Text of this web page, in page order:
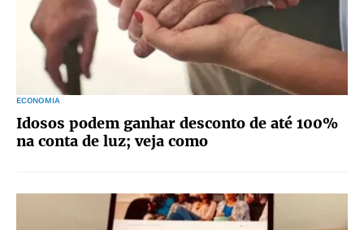
ECONOMIA
Idosos podem ganhar desconto de até 100%
na conta de luz; veja como